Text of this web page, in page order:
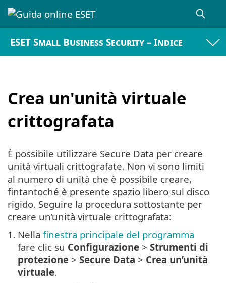
ESET Small Business Security – Indice
Crea un'unità virtuale
crittografata
È possibile utilizzare Secure Data per creare
unità virtuali crittografate. Non vi sono limiti
al numero di unità che è possibile creare,
fintantoché è presente spazio libero sul disco
rigido. Seguire la procedura sottostante per
creare un’unità virtuale crittografata:
1. Nella finestra principale del programma
fare clic su Configurazione > Strumenti di
protezione > Secure Data > Crea un’unità
virtuale.